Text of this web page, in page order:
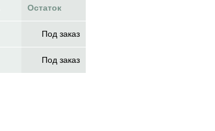
Остаток
Под заказ
Под заказ